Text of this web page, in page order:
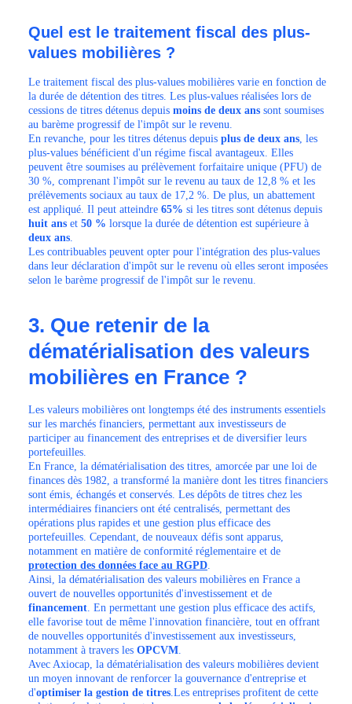
Quel est le traitement fiscal des plus-
values mobilières ?
Le traitement fiscal des plus-values mobilières varie en fonction de
la durée de détention des titres. Les plus-values réalisées lors de
cessions de titres détenus depuis moins de deux ans sont soumises
au barème progressif de l'impôt sur le revenu.
En revanche, pour les titres détenus depuis plus de deux ans , les
plus-values bénéficient d'un régime fiscal avantageux. Elles
peuvent être soumises au prélèvement forfaitaire unique (PFU) de
30 %, comprenant l'impôt sur le revenu au taux de 12,8 % et les
prélèvements sociaux au taux de 17,2 %. De plus, un abattement
est appliqué. Il peut atteindre 65% si les titres sont détenus depuis
huit ans et 50 % lorsque la durée de détention est supérieure à
deux ans
Les contribuables peuvent opter pour l'intégration des plus-values
dans leur déclaration d'impôt sur le revenu où elles seront imposées
selon le barème progressif de l'impôt sur le revenu.
3. Que retenir de la
dématérialisation des valeurs
mobilières en France ?
Les valeurs mobilières ont longtemps été des instruments essentiels
sur les marchés financiers, permettant aux investisseurs de
participer au financement des entreprises et de diversifier leurs
portefeuilles.
En France, la dématérialisation des titres, amorcée par une loi de
finances dès 1982, a transformé la manière dont les titres financiers
sont émis, échangés et conservés. Les dépôts de titres chez les
intermédiaires financiers ont été centralisés, permettant des
opérations plus rapides et une gestion plus efficace des
portefeuilles. Cependant, de nouveaux défis sont apparus,
notamment en matière de conformité réglementaire et de
protection des données face au RGPD
Ainsi, la dématérialisation des valeurs mobilières en France a
ouvert de nouvelles opportunités d'investissement et de
financement . En permettant une gestion plus efficace des actifs,
elle favorise tout de même l'innovation financière, tout en offrant
de nouvelles opportunités d'investissement aux investisseurs,
notamment à travers les OPCVM
Avec Axiocap, la dématérialisation des valeurs mobilières devient
un moyen innovant de renforcer la gouvernance d'entreprise et
d'optimiser la gestion de titres .Les entreprises profitent de cette